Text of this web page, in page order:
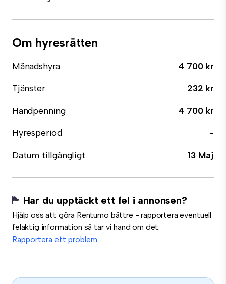
Om hyresrätten
Månadshyra
4 700 kr
Tjänster
232 kr
Handpenning
4 700 kr
Hyresperiod
-
Datum tillgängligt
13 Maj
Har du upptäckt ett fel i annonsen?
Hjälp oss att göra Rentumo bättre - rapportera eventuell
felaktig information så tar vi hand om det.
Rapportera ett problem